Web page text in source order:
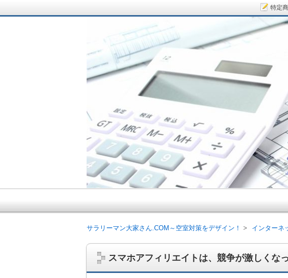
スマホアフィリエイトは、競争が激しくな
サラリーマン大家さん.COM～空室対策をデザイン！ インターネ
サラリーマン大家さん.COM
特定